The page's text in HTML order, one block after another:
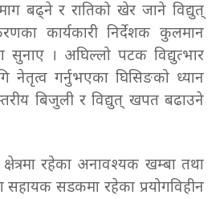
बढ्ने र रातिको खेर जाने विद्युत्
कार्यकारी निर्देशक कुलमान
। अघिल्लो पटक विद्युत्भार
नेतृत्व गर्नुभएका घिसिङको ध्यान
बिजुली र विद्युत् खपत बढाउने
रहेका अनावश्यक खम्बा तथा
सहायक सडकमा रहेका प्रयोगविहीन